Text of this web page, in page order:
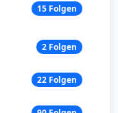
15 Folgen
2 Folgen
22 Folgen